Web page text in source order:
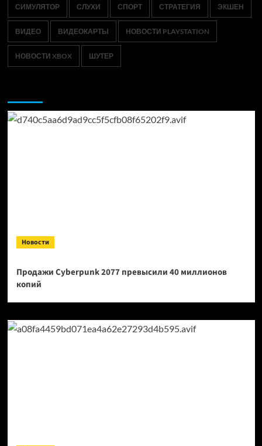
СИМУЛЯТОР СЛУХИ СПОРТ СТРАТЕГИЯ ЭКШЕН
ВИДЕО ВИДЕОКАРТЫ НОВОСТИ PLAYSTATION
НОВОСТИ XBOX ШУТЕР
Новости
Продажи Cyberpunk 2077 превысили 40 миллионов
копий